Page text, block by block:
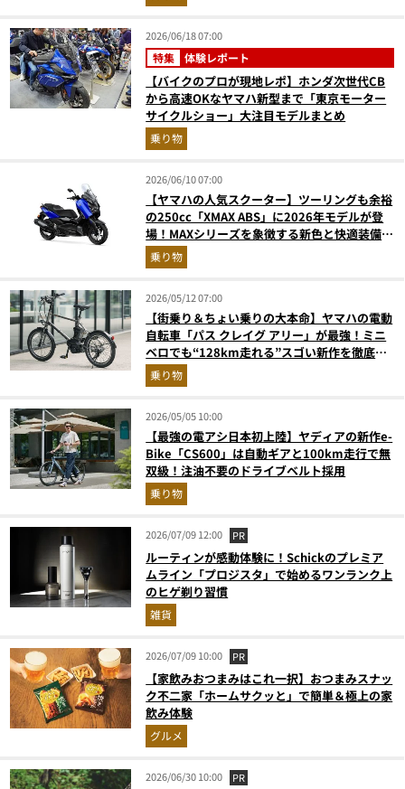
5月版）
2026/06/18 07:00
特集 体験レポート
【バイクのプロが現地レポ】ホンダ次世代CB
から高速OKなヤマハ新型まで「東京モーター
サイクルショー」大注目モデルまとめ
乗り物
2026/06/10 07:00
【ヤマハの人気スクーター】ツーリングも余裕
の250cc「XMAX ABS」に2026年モデルが登
場！MAXシリーズを象徴する新色と快適装備を
解説
乗り物
2026/05/12 07:00
【街乗り＆ちょい乗りの大本命】ヤマハの電動
自転車「パス クレイグ アリー」が最強！ミニ
ベロでも“128km走れる”スゴい新作を徹底解
説乗り物
2026/05/05 10:00
【最強の電アシ日本初上陸】ヤディアの新作e-
Bike「CS600」は自動ギアと100km走行で無
双級！注油不要のドライブベルト採用
乗り物
2026/07/09 12:00 PR
ルーティンが感動体験に！Schickのプレミア
ムライン「プロジスタ」で始めるワンランク上
のヒゲ剃り習慣
雑貨
2026/07/09 10:00 PR
【家飲みおつまみはこれ一択】おつまみスナッ
ク不二家「ホームサクッと」で簡単＆極上の家
飲み体験
グルメ
2026/06/30 10:00 PR